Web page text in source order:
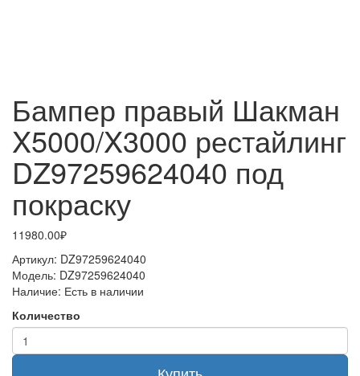
Бампер правый Шакман
X5000/X3000 рестайлинг
DZ97259624040 под
покраску
11980.00₽
Артикул: DZ97259624040
Модель: DZ97259624040
Наличие: Есть в наличии
Количество